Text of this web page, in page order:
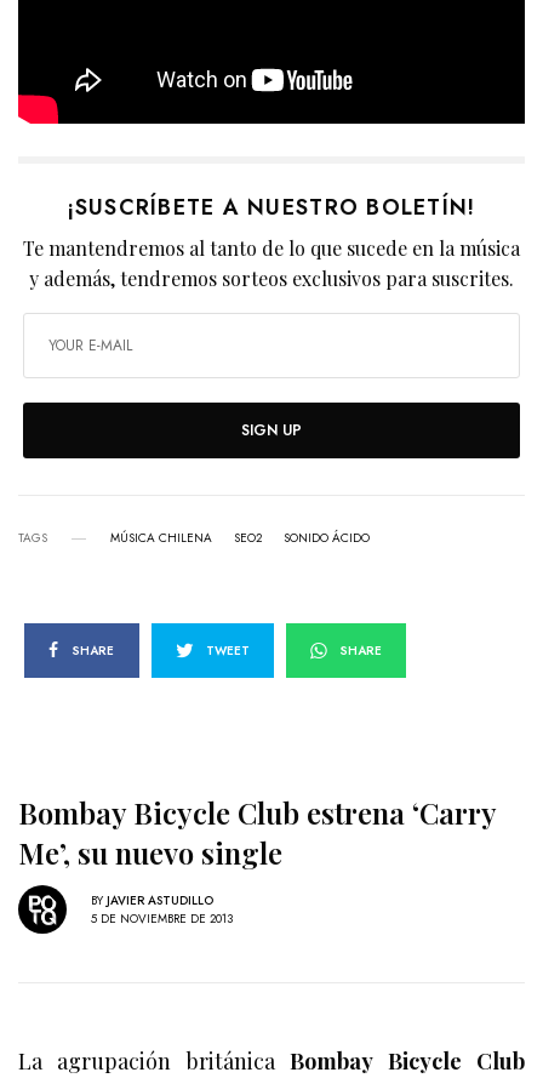
¡SUSCRÍBETE A NUESTRO BOLETÍN!
Te mantendremos al tanto de lo que sucede en la música
y además, tendremos sorteos exclusivos para suscrites.
SIGN UP
TAGS MÚSICA CHILENA SEO2 SONIDO ÁCIDO
SHARE TWEET SHARE
Bombay Bicycle Club estrena ‘Carry
Me’, su nuevo single
BY JAVIER ASTUDILLO
5 DE NOVIEMBRE DE 2013
La agrupación británicaBombay Bicycle Club